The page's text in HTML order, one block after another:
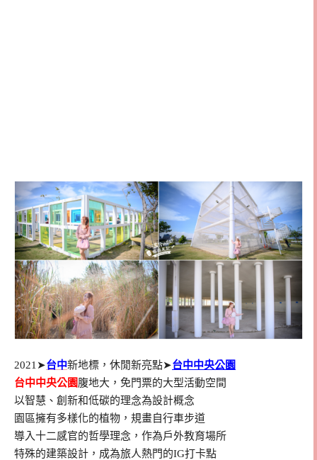
2021➤台中新地標，休閒新亮點➤台中中央公園
台中中央公園腹地大，免門票的大型活動空間
以智慧、創新和低碳的理念為設計概念
園區擁有多樣化的植物，規畫自行車步道
導入十二感官的哲學理念，作為戶外教育場所
特殊的建築設計，成為旅人熱門的IG打卡點